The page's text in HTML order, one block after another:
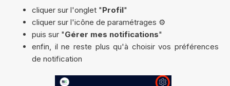
cliquer sur l'onglet "Profil"
cliquer sur l'icône de paramétrages ⚙️
puis sur "Gérer mes notifications"
enfin, il ne reste plus qu'à choisir vos préférences
de notification